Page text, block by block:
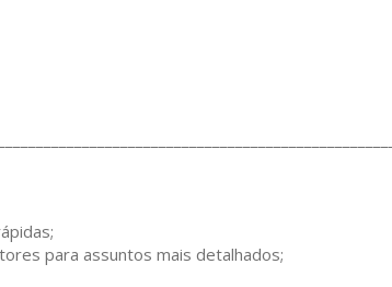
para assuntos mais detalhados;